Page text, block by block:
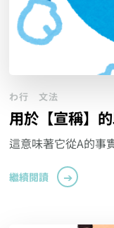
わ行 文法
用於【宣稱】
這意味著它從A的事
繼續閱讀